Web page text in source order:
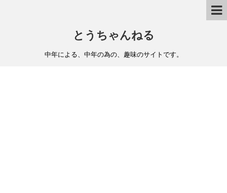
とうちゃんねる
中年による、中年の為の、趣味のサイトです。